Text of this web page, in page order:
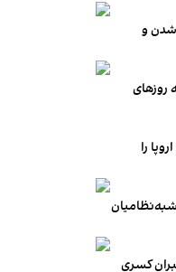
شدن و
روزهای
را
شبه‌نظامیان
کسری